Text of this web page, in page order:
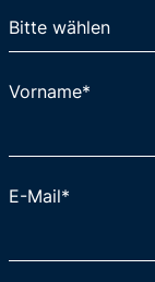
Vorname*
E-Mail*